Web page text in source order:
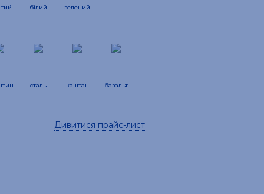
білий зелений
сталь каштан базальт
Дивитися прайс-лист